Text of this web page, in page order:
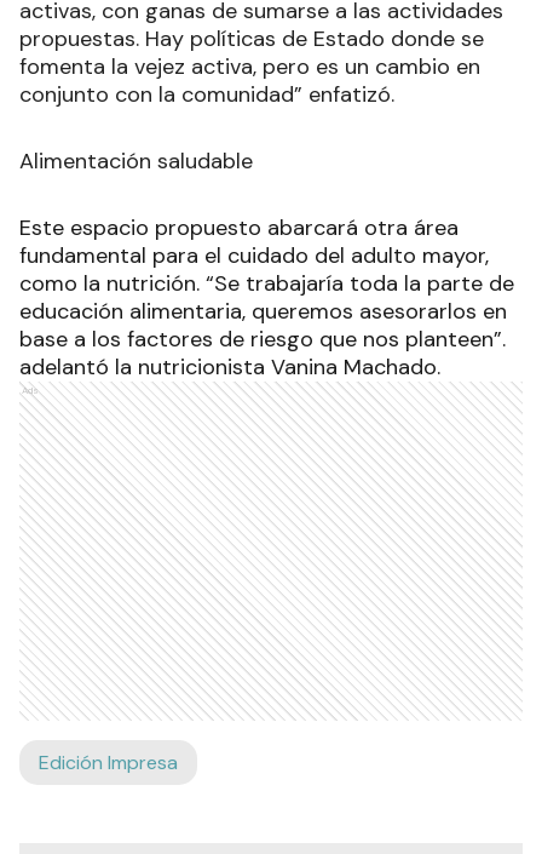
activas, con ganas de sumarse a las actividades
propuestas. Hay políticas de Estado donde se
fomenta la vejez activa, pero es un cambio en
conjunto con la comunidad” enfatizó.
Alimentación saludable
Este espacio propuesto abarcará otra área
fundamental para el cuidado del adulto mayor,
como la nutrición. “Se trabajaría toda la parte de
educación alimentaria, queremos asesorarlos en
base a los factores de riesgo que nos planteen”.
adelantó la nutricionista Vanina Machado.
Ads
Edición Impresa